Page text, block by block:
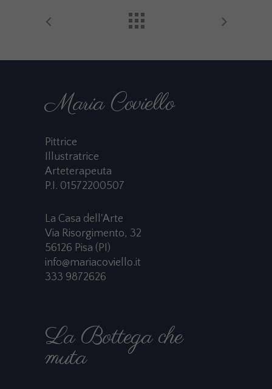
Maria Coviello
Pittrice
Illustratrice
Arteterapeuta
P.I. 01572200507
La Casa dell'Arte
Via Risorgimento, 32
56126 Pisa (PI)
info@mariacoviello.it
333 9872626
La Bottega che
muta